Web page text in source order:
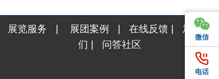
微信
电话
微信
电话
展览服务 展团案例 在线反馈| 加入我
们
问答社区